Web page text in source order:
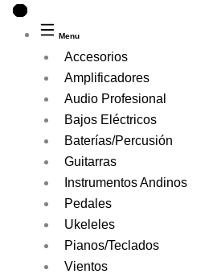
contenido
Menu
Accesorios
Amplificadores
Audio Profesional
Bajos Eléctricos
Baterías/Percusión
Guitarras
Instrumentos Andinos
Pedales
Ukeleles
Pianos/Teclados
Vientos